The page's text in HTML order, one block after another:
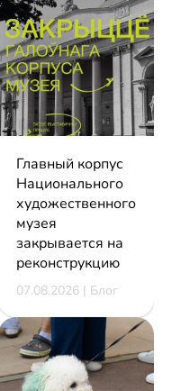
Главный корпус
Национального
художественного
музея
закрывается на
реконструкцию
07.08.2026 | Блог